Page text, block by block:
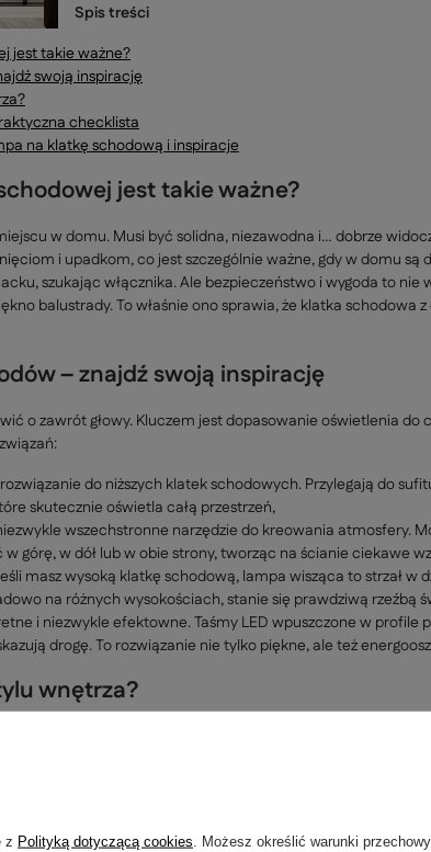
Spis treści
jest takie ważne?
swoją inspirację
checklista
na klatkę schodową i inspiracje
jest takie ważne?
w domu. Musi być solidna, niezawodna i… dobrze
i upadkom, co jest szczególnie ważne, gdy w domu są
szukając włącznika. Ale bezpieczeństwo i wygoda to nie
balustrady. To właśnie ono sprawia, że klatka schodowa
– znajdź swoją inspirację
o zawrót głowy. Kluczem jest dopasowanie oświetlenia do
do niższych klatek schodowych. Przylegają do
skutecznie oświetla całą przestrzeń,
wszechstronne narzędzie do kreowania atmosfery.
w górę, w dół lub w obie strony, tworząc na ścianie ciekawe
masz wysoką klatkę schodową, lampa wisząca to strzał w
na różnych wysokościach, stanie się prawdziwą
i niezwykle efektowne. Taśmy LED wpuszczone w profile
drogę. To rozwiązanie nie tylko piękne, ale też
wnętrza?
wyspą. Powinna tworzyć spójną całość z resztą aranżacji.
ukryte listwy LED czy proste, techniczne oprawy to Twoi
w cenie. Wybieraj lampy z metalu, miedzi, z widocznymi
z Polityką dotyczącą cookies . Możesz określić warunki